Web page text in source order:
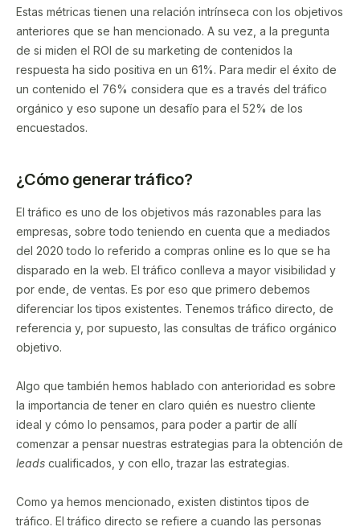
Estas métricas tienen una relación intrínseca con los objetivos
anteriores que se han mencionado. A su vez, a la pregunta
de si miden el ROI de su marketing de contenidos la
respuesta ha sido positiva en un 61%. Para medir el éxito de
un contenido el 76% considera que es a través del tráfico
orgánico y eso supone un desafío para el 52% de los
encuestados.
¿Cómo generar tráfico?
El tráfico es uno de los objetivos más razonables para las
empresas, sobre todo teniendo en cuenta que a mediados
del 2020 todo lo referido a compras online es lo que se ha
disparado en la web. El tráfico conlleva a mayor visibilidad y
por ende, de ventas. Es por eso que primero debemos
diferenciar los tipos existentes. Tenemos tráfico directo, de
referencia y, por supuesto, las consultas de tráfico orgánico
objetivo.
Algo que también hemos hablado con anterioridad es sobre
la importancia de tener en claro quién es nuestro cliente
ideal y cómo lo pensamos, para poder a partir de allí
comenzar a pensar nuestras estrategias para la obtención de
leads cualificados, y con ello, trazar las estrategias.
Como ya hemos mencionado, existen distintos tipos de
tráfico. El tráfico directo se refiere a cuando las personas